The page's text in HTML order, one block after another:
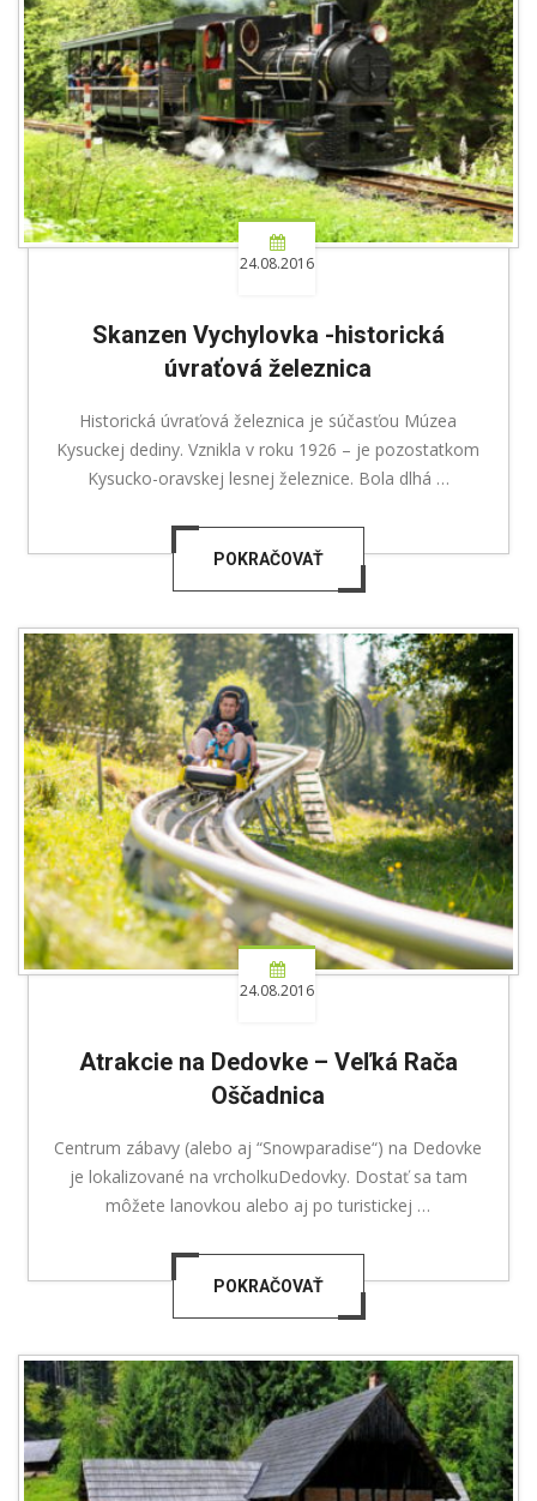
24.08.2016
Skanzen Vychylovka -historická
úvraťová železnica
Historická úvraťová železnica je súčasťou Múzea
Kysuckej dediny. Vznikla v roku 1926 – je pozostatkom
Kysucko-oravskej lesnej železnice. Bola dlhá …
POKRAČOVAŤ
24.08.2016
Atrakcie na Dedovke – Veľká Rača
Oščadnica
Centrum zábavy (alebo aj “Snowparadise“) na Dedovke
je lokalizované na vrcholkuDedovky. Dostať sa tam
môžete lanovkou alebo aj po turistickej …
POKRAČOVAŤ